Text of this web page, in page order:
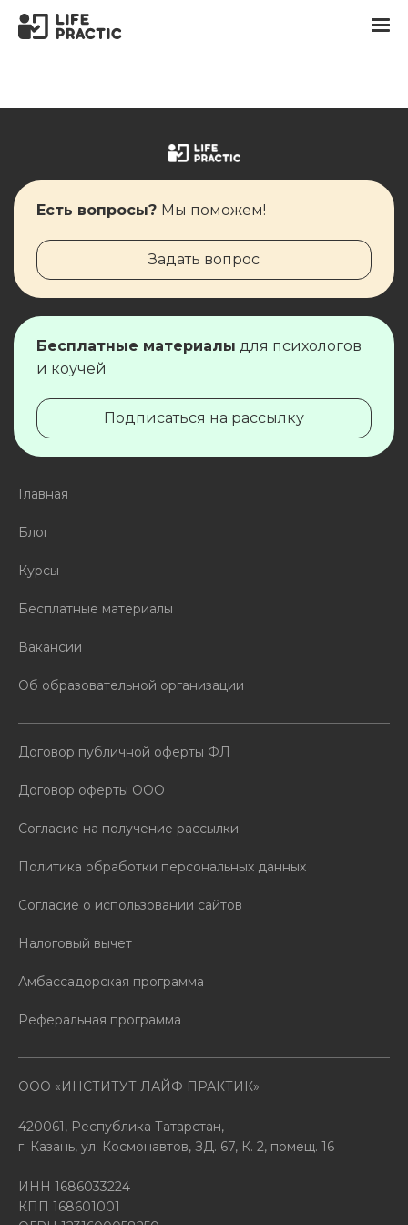
Есть вопросы? Мы поможем!
Задать вопрос
Бесплатные материалы для ​​​​психологов
и коучей
Подписаться на рассылку
Главная
Блог
Курсы
Бесплатные материалы
Вакансии
Об образовательной организации
Договор публичной оферты ФЛ
Договор оферты ООО
Согласие на получение рассылки
Политика обработки персональных данных
Согласие о использовании сайтов
Налоговый вычет
Амбассадорская программа
Реферальная программа
ООО «ИНСТИТУТ ЛАЙФ ПРАКТИК»
420061, Республика Татарстан,
г. Казань, ул. Космонавтов, ЗД. 67, К. 2, помещ. 16
ИНН 1686033224
КПП 168601001